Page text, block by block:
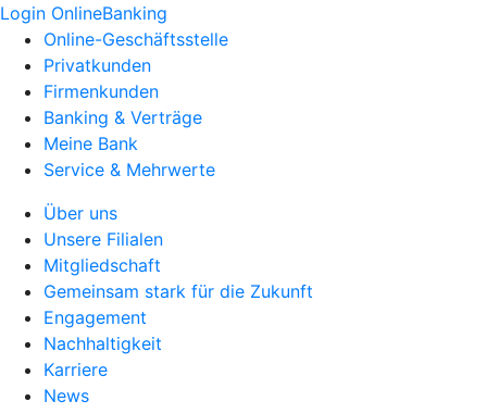
Login OnlineBanking
Online-Geschäftsstelle
Privatkunden
Firmenkunden
Banking & Verträge
Meine Bank
Service & Mehrwerte
Über uns
Unsere Filialen
Mitgliedschaft
Gemeinsam stark für die Zukunft
Engagement
Nachhaltigkeit
Karriere
News